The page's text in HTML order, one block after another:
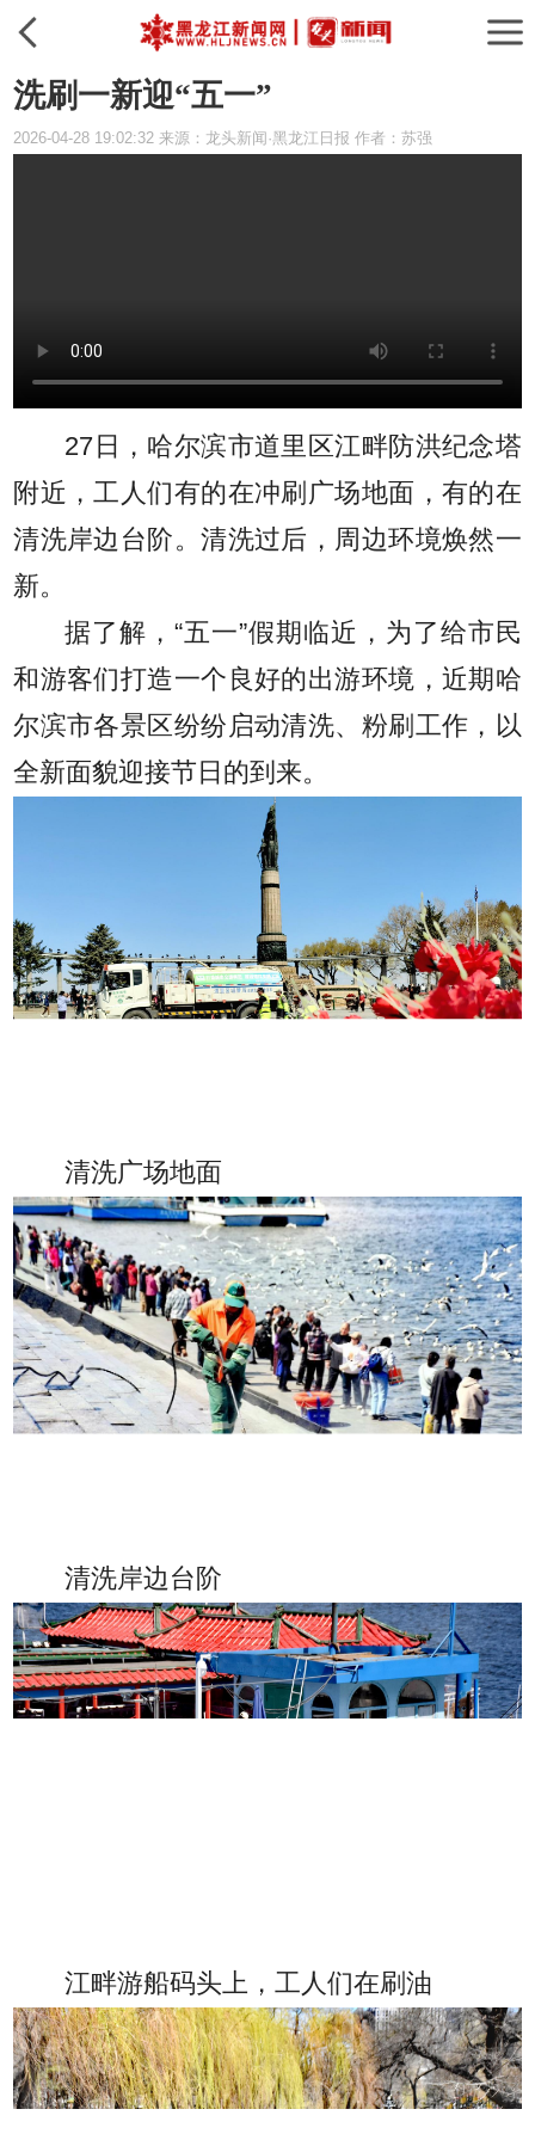
洗刷一新迎“五一”
2026-04-28 19:02:32 来源：龙头新闻·黑龙江日报 作者：苏强
27日，哈尔滨市道里区江畔防洪纪念塔
附近，工人们有的在冲刷广场地面，有的在
清洗岸边台阶。清洗过后，周边环境焕然一
新。
据了解，“五一”假期临近，为了给市民
和游客们打造一个良好的出游环境，近期哈
尔滨市各景区纷纷启动清洗、粉刷工作，以
全新面貌迎接节日的到来。
清洗广场地面
清洗岸边台阶
江畔游船码头上，工人们在刷油